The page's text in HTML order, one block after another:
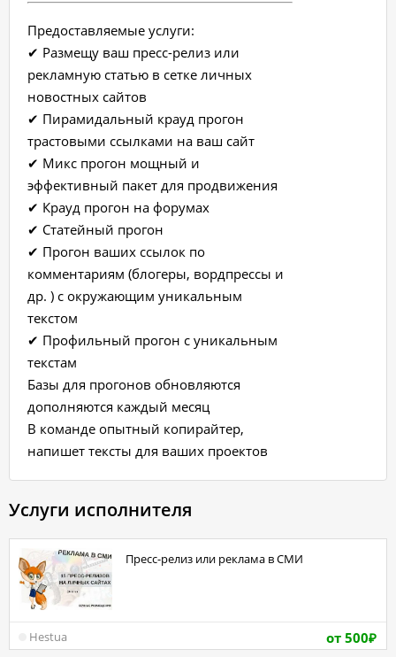
Предоставляемые услуги:
✔ Размещу ваш пресс-релиз или
рекламную статью в сетке личных
новостных сайтов
✔ Пирамидальный крауд прогон
трастовыми ссылками на ваш сайт
✔ Микс прогон мощный и
эффективный пакет для продвижения
✔ Крауд прогон на форумах
✔ Статейный прогон
✔ Прогон ваших ссылок по
комментариям (блогеры, вордпрессы и
др. ) с окружающим уникальным
текстом
✔ Профильный прогон с уникальным
текстам
Базы для прогонов обновляются
дополняются каждый месяц
В команде опытный копирайтер,
напишет тексты для ваших проектов
Услуги исполнителя
Пресс-релиз или реклама в СМИ
от 500₽
Hestua